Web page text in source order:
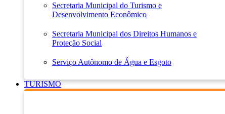
Secretaria Municipal do Turismo e
Desenvolvimento Econômico
Secretaria Municipal dos Direitos Humanos e
Proteção Social
Serviço Autônomo de Água e Esgoto
TURISMO